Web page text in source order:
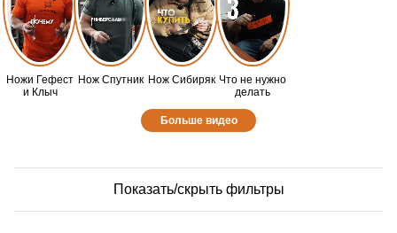
Ножи Гефест
и Клыч
Нож Спутник Нож Сибиряк Что не нужно
делать
Больше видео
Показать/скрыть фильтры